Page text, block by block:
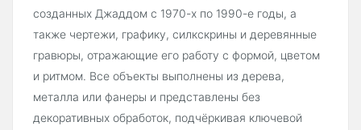
созданных Джаддом с 1970-х по 1990-е годы, а
также чертежи, графику, силкскрины и деревянные
гравюры, отражающие его работу с формой, цветом
и ритмом. Все объекты выполнены из дерева,
металла или фанеры и представлены без
декоративных обработок, подчёркивая ключевой